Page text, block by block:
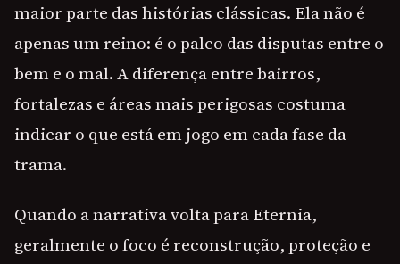
maior parte das histórias clássicas. Ela não é
apenas um reino: é o palco das disputas entre o
bem e o mal. A diferença entre bairros,
fortalezas e áreas mais perigosas costuma
indicar o que está em jogo em cada fase da
trama.
Quando a narrativa volta para Eternia,
geralmente o foco é reconstrução, proteção e